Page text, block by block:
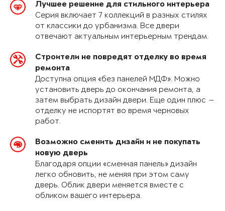
Лучшее решение для стильного интерьера
Серия включает 7 коллекций в разных стилях
от классики до урбанизма. Все двери
отвечают актуальным интерьерным трендам.
Строители не повредят отделку во время
ремонта
Доступна опция «без панелей МДФ». Можно
установить дверь до окончания ремонта, а
затем выбрать дизайн двери. Еще один плюс —
отделку не испортят во время черновых
работ.
Возможно сменить дизайн и не покупать
новую дверь
Благодаря опции «сменная панель» дизайн
легко обновить, не меняя при этом саму
дверь. Облик двери меняется вместе с
обликом вашего интерьера.